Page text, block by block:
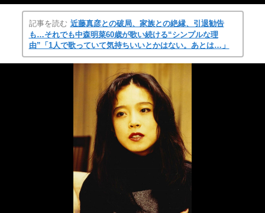
記事を読む 近藤真彦との破局、家族との絶縁、引退勧告
も…それでも中森明菜60歳が歌い続ける“シンプルな理
由”「1人で歌っていて気持ちいいとかはない。あとは…」